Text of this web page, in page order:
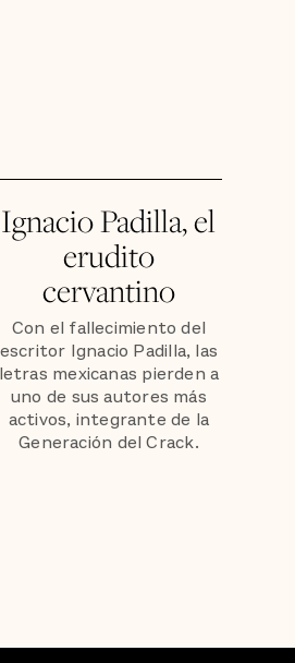
Ignacio Padilla, el
erudito
cervantino
Con el fallecimiento del
escritor Ignacio Padilla, las
letras mexicanas pierden a
uno de sus autores más
activos, integrante de la
Generación del Crack.